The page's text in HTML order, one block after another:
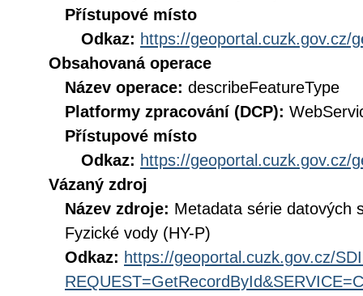
Přístupové místo
Odkaz: https://geoportal.cuzk.gov.cz/
Obsahovaná operace
Název operace: describeFeatureType
Platformy zpracování (DCP):
Přístupové místo
Odkaz: https://geoportal.cuzk.gov.cz/
Vázaný zdroj
Název zdroje: Metadata série datových
Fyzické vody (HY-P)
Odkaz: https://geoportal.cuzk.gov.cz/